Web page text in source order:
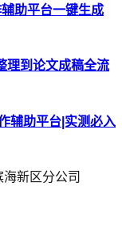
助平台一键生成
理到论文成稿全流
辅助平台|实测必入
新区分公司